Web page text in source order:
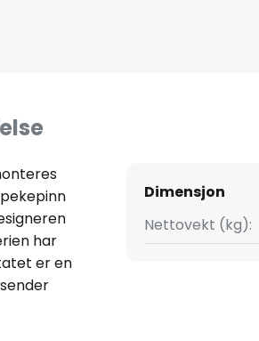
har
er en
et
Dimensjon
Nettovekt (kg):